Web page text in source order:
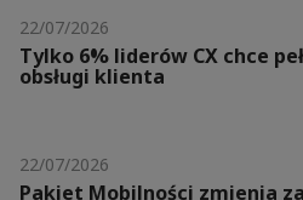
22/07/2026
Tylko 6% liderów CX chce
obsługi klienta
22/07/2026
Pakiet Mobilności zmienia